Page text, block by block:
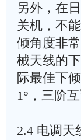
另外，在
关机，不
倾角度非
械天线的
际最佳下
1°，三阶
2.4 电调天